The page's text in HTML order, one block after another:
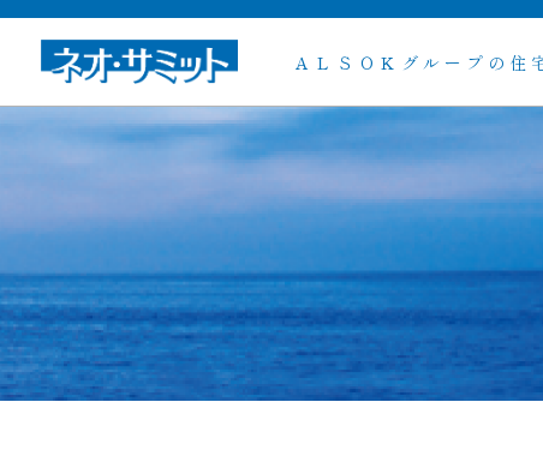
ＡＬＳＯＫグループの住